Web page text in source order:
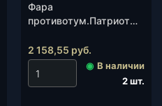
Фара
противотум.Патриот
3743010-10
/112.13.23.343)
(Руденск ОАО), шт.
2 158,55 руб.
◉ В наличии
2 шт.